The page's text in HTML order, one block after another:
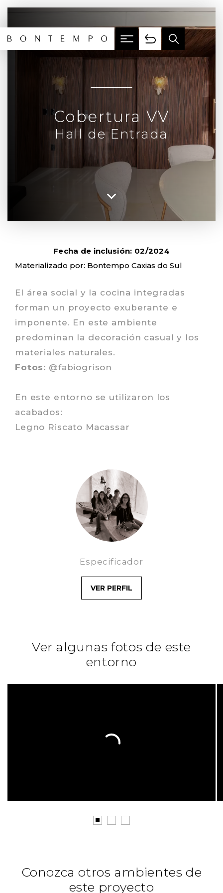
Cobertura VV
Hall de Entrada
Fecha de inclusión: 02/2024
Materializado por: Bontempo Caxias do Sul
El área social y la cocina integradas
forman un proyecto exuberante e
imponente. En este ambiente
predominan la decoración casual y los
materiales naturales.
Fotos: @fabiogrison
En este entorno se utilizaron los
acabados:
Legno Riscato Macassar
Especificador
VER PERFIL
Ver algunas fotos de este
entorno
Conozca otros ambientes de
este proyecto